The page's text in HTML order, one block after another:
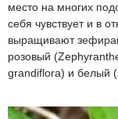
место на многих
себя чувствует и в
выращивают
розовый
grandiflora) и белый